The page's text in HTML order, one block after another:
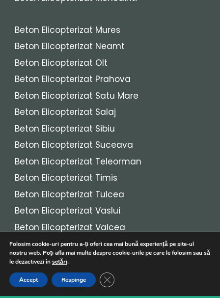
Beton Elicopterizat Mures
Beton Elicopterizat Neamt
Beton Elicopterizat Olt
Beton Elicopterizat Prahova
Beton Elicopterizat Satu Mare
Beton Elicopterizat Salaj
Beton Elicopterizat Sibiu
Beton Elicopterizat Suceava
Beton Elicopterizat Teleorman
Beton Elicopterizat Timis
Beton Elicopterizat Tulcea
Beton Elicopterizat Vaslui
Beton Elicopterizat Valcea
Beton Elicopterizat Vrancea
© 2026Beton Elicopterizat
rezervate!
Folosim cookie-uri pentru a-ți oferi cea mai bună experiență pe site-ul
nostru web. Poți afla mai multe despre cookie-urile pe care le folosim sau să
le dezactivezi însetări.
Accept Respinge Close GDPR Cookie Banner